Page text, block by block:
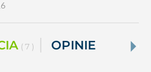
( 7 ) OPINIE